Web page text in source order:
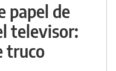
papel de
televisor:
truco